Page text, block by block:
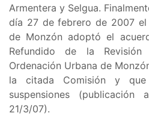
Armentera y Selgua.
día 27 de febrero de 2007 el
de Monzón adoptó el
Refundido de la
Ordenación Urbana de
la citada Comisión y que
suspensiones (publicación
21/3/07).